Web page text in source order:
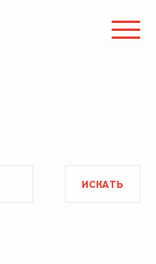
ИСКАТЬ